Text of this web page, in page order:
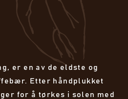
er en av de eldste og
Etter håndplukket
for å tørkes i solen med